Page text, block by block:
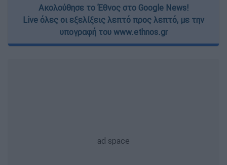
Ακολούθησε το Έθνος στο Google News!
Live όλες οι εξελίξεις λεπτό προς λεπτό, με την
υπογραφή του www.ethnos.gr